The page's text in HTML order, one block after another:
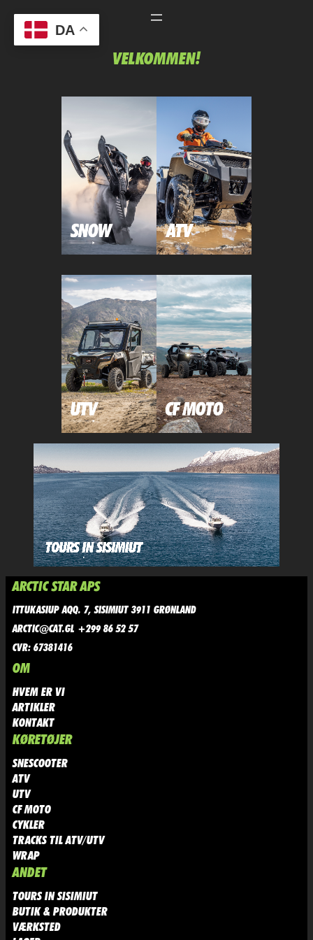
Spring
indhold
VELKOMMEN!
ARCTIC STAR APS
ITTUKASIUP AQQ. 7, SISIMIUT 3911 GRØNLAND
ARCTIC@CAT.GL +299 86 52 57
CVR: 67381416
OM
HVEM ER VI
ARTIKLER
KONTAKT
KØRETØJER
SNESCOOTER
ATV
UTV
CF MOTO
CYKLER
TRACKS TIL ATV/UTV
WRAP
ANDET
TOURS IN SISIMIUT
BUTIK & PRODUKTER
VÆRKSTED
DA